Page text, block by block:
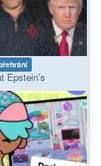
Epstein’s